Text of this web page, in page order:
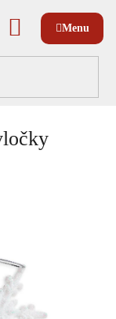
NÁKUPNÝ
KOŠÍK